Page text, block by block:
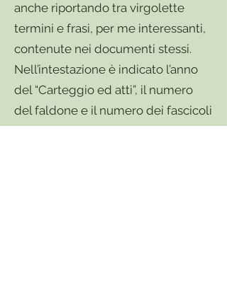
anche riportando tra virgolette
termini e frasi, per me interessanti,
contenute nei documenti stessi.
Nell’intestazione è indicato l’anno
del “Carteggio ed atti”, il numero
del faldone e il numero dei fascicoli